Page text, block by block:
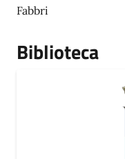
Fabbri
Biblioteca